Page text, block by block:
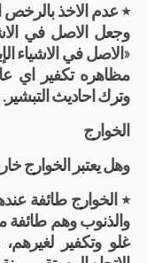
٭ عدم الاخذ بالرخص
وجعل الاصل في
«الاصل في الاشياء
مظاهره تكفير اي
وترك احاديث التبشير.
الخوارج
وهل يعتبر الخوارج
٭ الخوارج طائفة
والذنوب وهم طائفة
غلو وتكفير